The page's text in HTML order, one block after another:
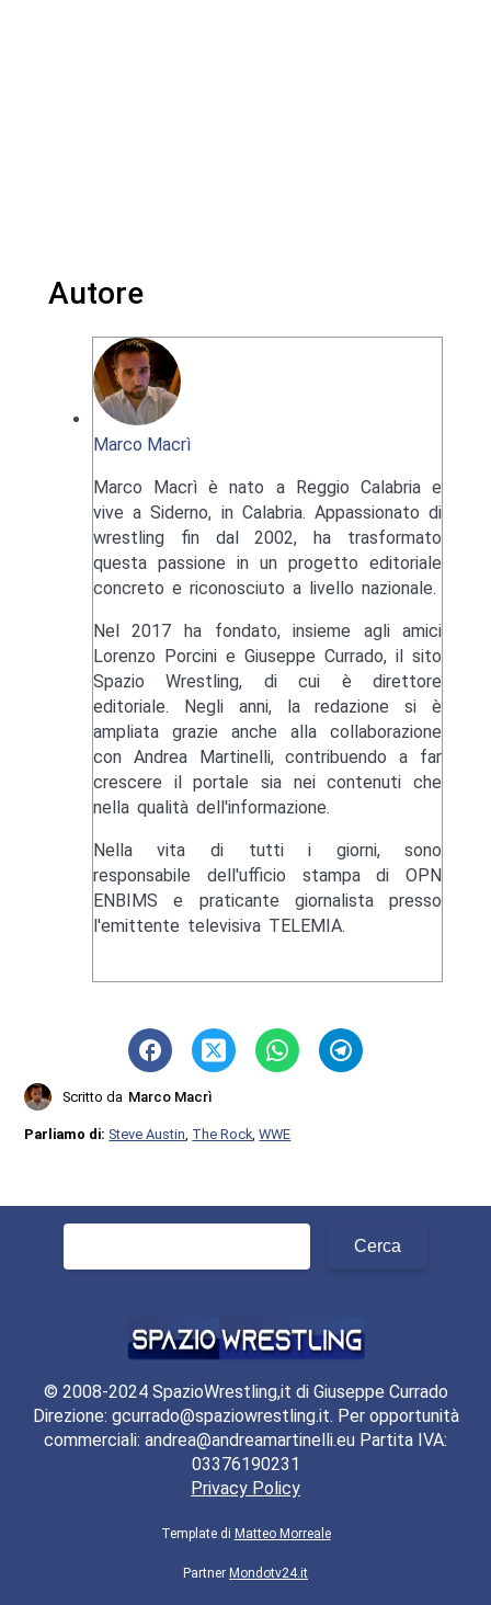
Autore
Marco Macrì
Marco Macrì è nato a Reggio Calabria e
vive a Siderno, in Calabria. Appassionato di
wrestling fin dal 2002, ha trasformato
questa passione in un progetto editoriale
concreto e riconosciuto a livello nazionale.
Nel 2017 ha fondato, insieme agli amici
Lorenzo Porcini e Giuseppe Currado, il sito
Spazio Wrestling, di cui è direttore
editoriale. Negli anni, la redazione si è
ampliata grazie anche alla collaborazione
con Andrea Martinelli, contribuendo a far
crescere il portale sia nei contenuti che
nella qualità dell'informazione.
Nella vita di tutti i giorni, sono
responsabile dell'ufficio stampa di OPN
ENBIMS e praticante giornalista presso
l'emittente televisiva TELEMIA.
Scritto da Marco Macrì
Parliamo di:Steve Austin The Rock ,WWE
© 2008-2024 SpazioWrestling,it di Giuseppe Currado
Direzione: gcurrado@spaziowrestling.it. Per opportunità
commerciali: andrea@andreamartinelli.eu Partita IVA:
03376190231
Privacy Policy
Template di Matteo Morreale
Partner Mondotv24.it